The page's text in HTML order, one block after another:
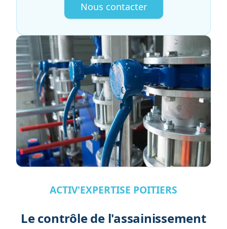
Nous contacter
ACTIV'EXPERTISE POITIERS
Le contrôle de l'assainissement